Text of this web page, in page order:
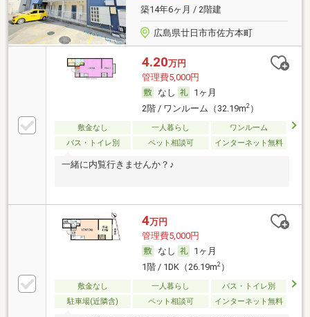
築14年6ヶ月 / 2階建
広島県廿日市市佐方本町
4.20万円
管理費5,000円
なし
1ヶ月
2階 / ワンルーム（32.19m2）
敷金なし 一人暮らし
ワンルーム
バス・トイレ別
ペット相談可 インターネット無料
一緒に内覧行きませんか？♪
4万円
管理費5,000円
なし
1ヶ月
1階 / 1DK（26.19m2）
敷金なし 一人暮らし
バス・トイレ別
駐車場(近隣含)
ペット相談可 インターネット無料